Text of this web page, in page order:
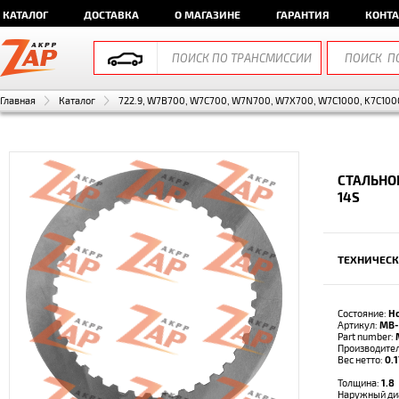
КАТАЛОГ ДОСТАВКА О МАГАЗИНЕ ГАРАНТИЯ
Главная Каталог 722.9, W7B700, W7C700, W7N700, W7X700, W7C1000,
14S
Состояние:
Артикул:
Part number:
Вес нетто:
Толщина: 1.8
Наружный